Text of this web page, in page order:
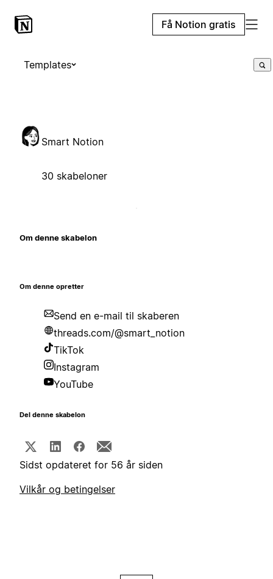
Få Notion gratis
Templates
Smart Notion
30 skabeloner
Om denne skabelon
Om denne opretter
Send en e-mail til skaberen
threads.com/@smart_notion
TikTok
Instagram
YouTube
Del denne skabelon
Sidst opdateret for 56 år siden
Vilkår og betingelser